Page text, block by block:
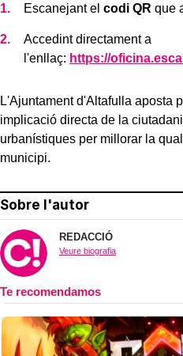
Escanejant el codi QR que
Accedint directament a
l'enllaç: https://
L'Ajuntament d'Altafulla aposta
implicació directa de la
urbanístiques per millorar la
municipi.
Sobre l'autor
REDACCIÓ
Veure biografia